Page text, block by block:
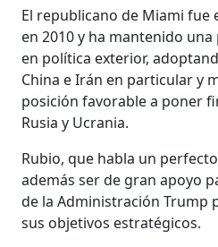
El republicano de Miami fue
en 2010 y ha mantenido
en política exterior,
China e Irán en particular y
posición favorable a poner
Rusia y Ucrania.
Rubio, que habla un
además ser de gran apoyo
de la Administración Trump
sus objetivos estratégicos.